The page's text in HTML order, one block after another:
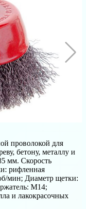
проволокой для
бетону, металлу и
мм. Скорость
рифленная
мин; Диаметр щетки:
М14;
и лакокрасочных